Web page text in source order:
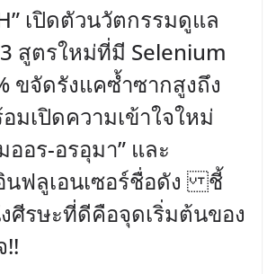
เปิดตัวนวัตกรรมดูแล
สูตรใหม่ที่มี Selenium
ขจัดรังแคซ้ำซากสูงถึง
มเปิดความเข้าใจใหม่
ออร-อรอุมา” และ
อินฟลูเอนเซอร์ชื่อดัง ชี้
ศีรษะที่ดีคือจุดเริ่มต้นของ
!!